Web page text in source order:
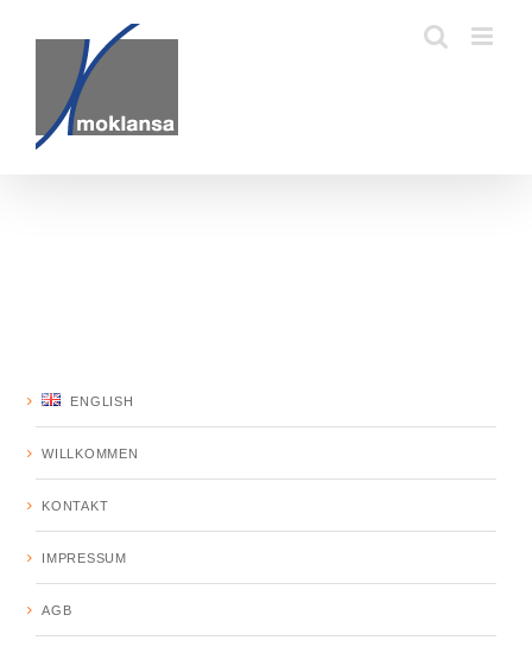
ENGLISH
WILLKOMMEN
KONTAKT
IMPRESSUM
AGB